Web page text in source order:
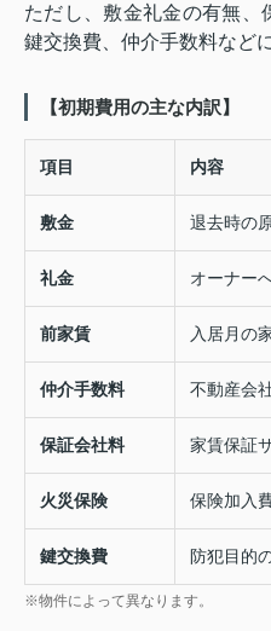
ただし、敷金礼金の有無、
鍵交換費、仲介手数料など
【初期費用の主な内訳】
項目 内容
敷金 退去時の
礼金 オーナー
前家賃 入居月の
仲介手数料 不動産会
保証会社料 家賃保証
火災保険 保険加入
鍵交換費 防犯目的
※物件によって異なります。